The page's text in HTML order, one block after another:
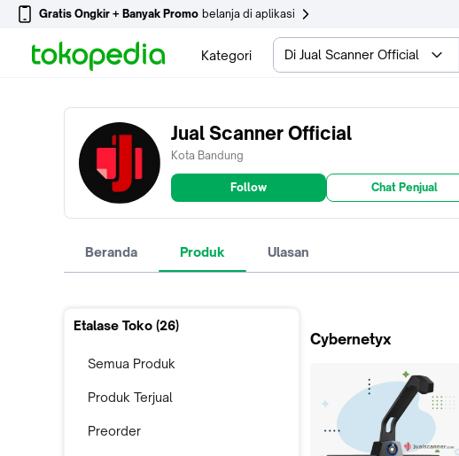
Gratis Ongkir + Banyak Promo belanja di aplikasi
Kategori Di Jual Scanner Official
Jual Scanner Official
Kota Bandung
Follow Chat Penjual
Beranda Produk Ulasan
Etalase Toko (26)
Semua Produk
Produk Terjual
Preorder
Cybernetyx